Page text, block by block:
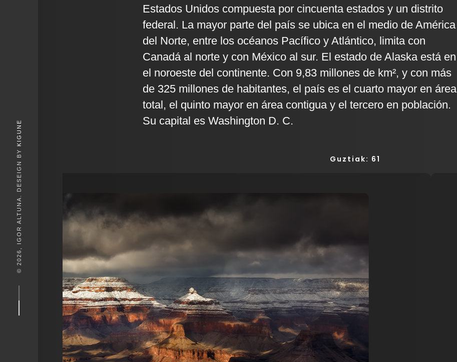
© 2026, IGOR ALTUNA. DESEIGN BY
KIGUNE
Estados Unidos compuesta por cincuenta estados y un distrito
federal. La mayor parte del país se ubica en el medio de América
del Norte, entre los océanos Pacífico y Atlántico, limita con
Canadá al norte y con México al sur. El estado de Alaska está en
el noroeste del continente. Con 9,83 millones de km², y con más
de 325 millones de habitantes, el país es el cuarto mayor en área
total, el quinto mayor en área contigua y el tercero en población.
Su capital es Washington D. C.
Guztiak: 61